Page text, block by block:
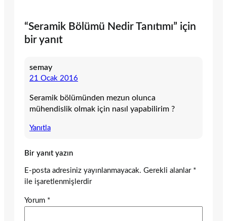
“Seramik Bölümü Nedir Tanıtımı” için
bir yanıt
semay
21 Ocak 2016
Seramik bölümünden mezun olunca
mühendislik olmak için nasıl yapabilirim ?
Yanıtla
Bir yanıt yazın
E-posta adresiniz yayınlanmayacak. Gerekli alanlar *
ile işaretlenmişlerdir
Yorum *